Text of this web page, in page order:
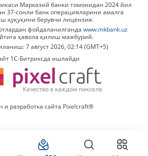
Марказий банки томонидан 2024 йил
37-сонли банк операцияларини амалга
ҳуқуқини берувчи лицензия.
фойдаланилганда www.mkbank.uz
ҳавола қилиш мажбурий.
7 август 2026, 02:14 (GMT+5)
1C-Битриксда ишлайди
и разработка сайта Pixelcraft®